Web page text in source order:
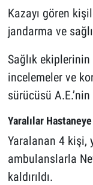
Kazayı gören
jandarma ve
Sağlık
incelemeler ve
sürücüsü
Yaralılar Hastaneye
Yaralanan 4 kişi,
ambulanslarla
kaldırıldı.